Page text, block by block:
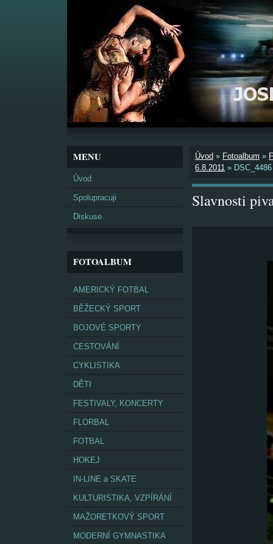
MENU
Úvod
Spolupracuji
Diskuse
FOTOALBUM
AMERICKÝ FOTBAL
BĚŽECKÝ SPORT
BOJOVÉ SPORTY
CESTOVÁNÍ
CYKLISTIKA
DĚTI
FESTIVALY, KONCERTY
FLORBAL
FOTBAL
HOKEJ
IN-LINE a SKATE
KULTURISTIKA, VZPÍRÁNÍ
MAŽORETKOVÝ SPORT
MODERNÍ GYMNASTIKA
Úvod » Fotoalbum »
6.8.2011 » DSC_4486
Slavnosti